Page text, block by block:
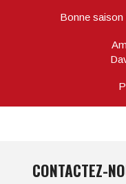
Bonne saison
CONTACTEZ-